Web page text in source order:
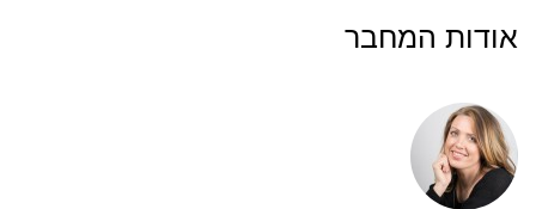
אודות המחבר